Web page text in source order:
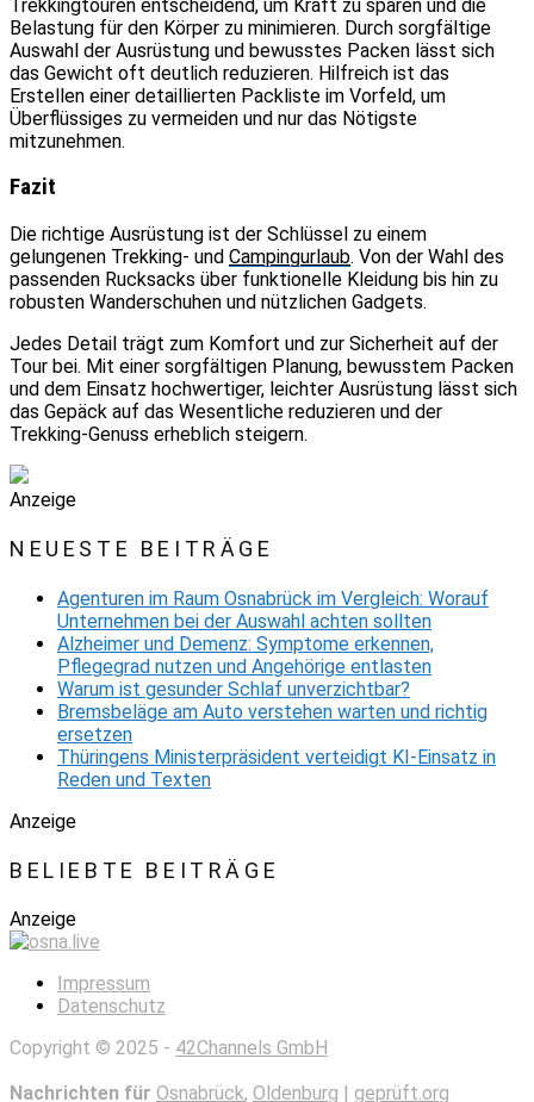
Trekkingtouren entscheidend, um Kraft zu sparen und die
Belastung für den Körper zu minimieren. Durch sorgfältige
Auswahl der Ausrüstung und bewusstes Packen lässt sich
das Gewicht oft deutlich reduzieren. Hilfreich ist das
Erstellen einer detaillierten Packliste im Vorfeld, um
Überflüssiges zu vermeiden und nur das Nötigste
mitzunehmen.
Fazit
Die richtige Ausrüstung ist der Schlüssel zu einem
gelungenen Trekking- und Campingurlaub. Von der Wahl des
passenden Rucksacks über funktionelle Kleidung bis hin zu
robusten Wanderschuhen und nützlichen Gadgets.
Jedes Detail trägt zum Komfort und zur Sicherheit auf der
Tour bei. Mit einer sorgfältigen Planung, bewusstem Packen
und dem Einsatz hochwertiger, leichter Ausrüstung lässt sich
das Gepäck auf das Wesentliche reduzieren und der
Trekking-Genuss erheblich steigern.
Anzeige
NEUESTE BEITRÄGE
Agenturen im Raum Osnabrück im Vergleich: Worauf
Unternehmen bei der Auswahl achten sollten
Alzheimer und Demenz: Symptome erkennen,
Pflegegrad nutzen und Angehörige entlasten
Warum ist gesunder Schlaf unverzichtbar?
Bremsbeläge am Auto verstehen warten und richtig
ersetzen
Thüringens Ministerpräsident verteidigt KI-Einsatz in
Reden und Texten
Anzeige
BELIEBTE BEITRÄGE
Anzeige
Impressum
Datenschutz
Copyright © 2025 - 42Channels GmbH
Nachrichten für Osnabrück, Oldenburg | geprüft.org